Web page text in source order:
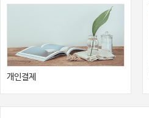
개인결제